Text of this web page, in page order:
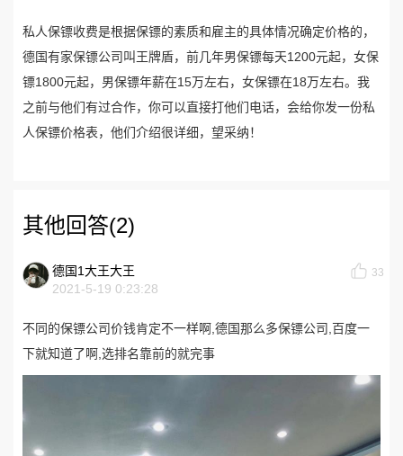
私人保镖收费是根据保镖的素质和雇主的具体情况确定价格的，
德国有家保镖公司叫王牌盾，前几年男保镖每天1200元起，女保
镖1800元起，男保镖年薪在15万左右，女保镖在18万左右。我
之前与他们有过合作，你可以直接打他们电话，会给你发一份私
人保镖价格表，他们介绍很详细，望采纳！
其他回答(2)
德国1大王大王
2021-5-19 0:23:28
33
不同的保镖公司价钱肯定不一样啊,德国那么多保镖公司,百度一
下就知道了啊,选排名靠前的就完事